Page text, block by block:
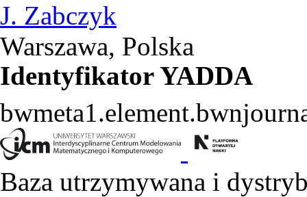
J. Zabczyk
Warszawa, Polska
Identyfikator YADDA
Baza utrzymywana i